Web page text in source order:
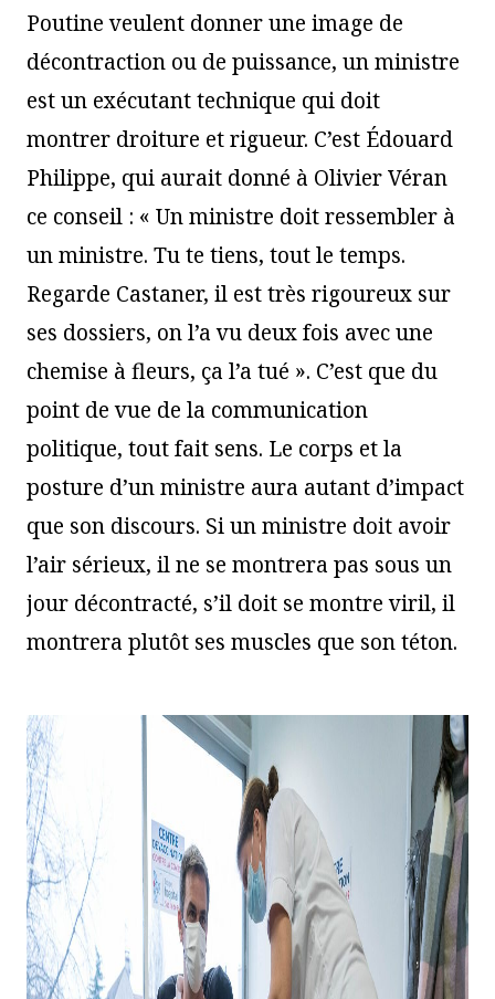
Poutine veulent donner une image de
décontraction ou de puissance, un ministre
est un exécutant technique qui doit
montrer droiture et rigueur. C’est Édouard
Philippe, qui aurait donné à Olivier Véran
ce conseil : « Un ministre doit ressembler à
un ministre. Tu te tiens, tout le temps.
Regarde Castaner, il est très rigoureux sur
ses dossiers, on l’a vu deux fois avec une
chemise à fleurs, ça l’a tué ». C’est que du
point de vue de la communication
politique, tout fait sens. Le corps et la
posture d’un ministre aura autant d’impact
que son discours. Si un ministre doit avoir
l’air sérieux, il ne se montrera pas sous un
jour décontracté, s’il doit se montre viril, il
montrera plutôt ses muscles que son téton.